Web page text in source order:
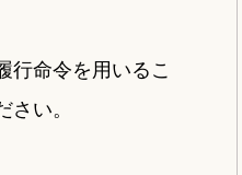
行命令を用いるこ
い。